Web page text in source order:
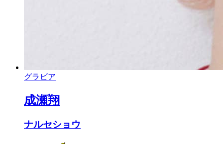
グラビア
成瀬翔
ナルセショウ